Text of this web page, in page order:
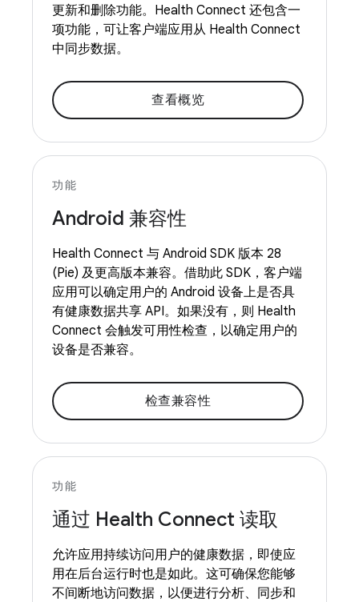
更新和删除功能。Health Connect 还包含一
项功能，可让客户端应用从 Health Connect
中同步数据。
查看概览
功能
Android 兼容性
Health Connect 与 Android SDK 版本 28
(Pie) 及更高版本兼容。借助此 SDK，客户端
应用可以确定用户的 Android 设备上是否具
有健康数据共享 API。如果没有，则 Health
Connect 会触发可用性检查，以确定用户的
设备是否兼容。
检查兼容性
功能
通过 Health Connect 读取
允许应用持续访问用户的健康数据，即使应
用在后台运行时也是如此。这可确保您能够
不间断地访问数据，以便进行分析、同步和